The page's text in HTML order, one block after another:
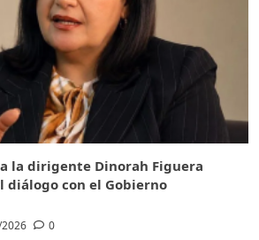
la dirigente Dinorah Figuera
diálogo con el Gobierno
0